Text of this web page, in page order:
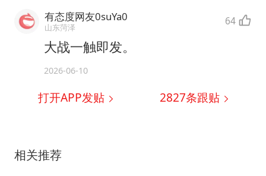
有态度网友0suYa0
山东菏泽 64
大战一触即发。
2026-06-10
打开APP发贴 2827条跟贴
相关推荐